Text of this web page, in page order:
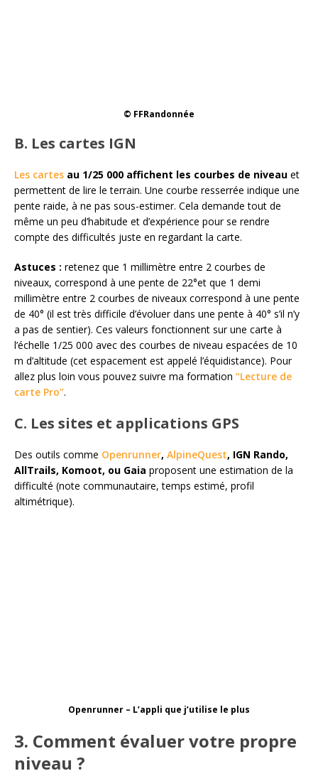
© FFRandonnée
B. Les cartes IGN
Les cartes au 1/25 000 affichent les courbes de niveau et
permettent de lire le terrain. Une courbe resserrée indique une
pente raide, à ne pas sous-estimer. Cela demande tout de
même un peu d’habitude et d’expérience pour se rendre
compte des difficultés juste en regardant la carte.
Astuces : retenez que 1 millimètre entre 2 courbes de
niveaux, correspond à une pente de 22°et que 1 demi
millimètre entre 2 courbes de niveaux correspond à une pente
de 40° (il est très difficile d’évoluer dans une pente à 40° s’il n’y
a pas de sentier). Ces valeurs fonctionnent sur une carte à
l’échelle 1/25 000 avec des courbes de niveau espacées de 10
m d’altitude (cet espacement est appelé l’équidistance). Pour
allez plus loin vous pouvez suivre ma formation “Lecture de
carte Pro”.
C. Les sites et applications GPS
Des outils comme Openrunner, AlpineQuest, IGN Rando,
AllTrails, Komoot, ou Gaia proposent une estimation de la
difficulté (note communautaire, temps estimé, profil
altimétrique).
Openrunner – L’appli que j’utilise le plus
3. Comment évaluer votre propre
niveau ?